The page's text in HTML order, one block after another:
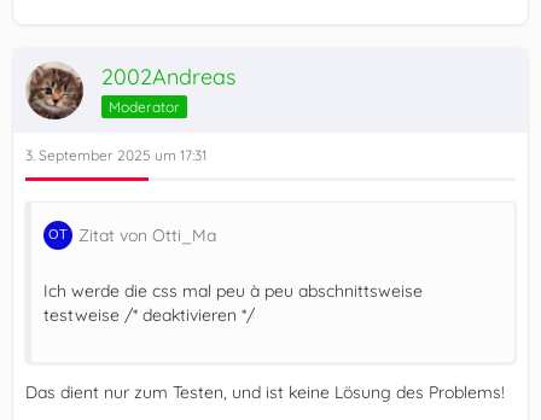
2002Andreas
Moderator
3. September 2025 um 17:31
Zitat von Otti_Ma
Ich werde die css mal peu à peu abschnittsweise
testweise /* deaktivieren */
Das dient nur zum Testen, und ist keine Lösung des Problems!